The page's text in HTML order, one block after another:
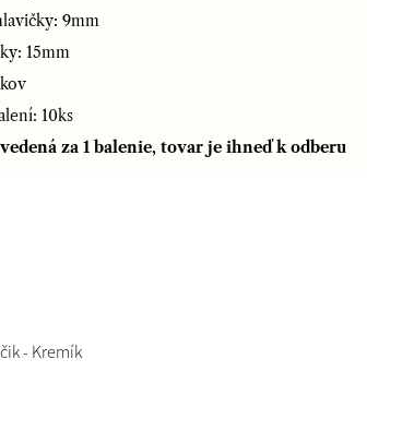
9mm
15mm
10ks
za 1 balenie, tovar je ihneď k odberu
- Kremík